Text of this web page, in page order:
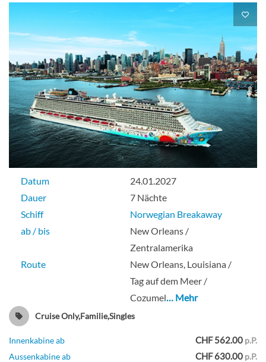
Deck 8
Balkonkabine
Balkonkabine, Mittschiff-[BB]
Deck 8
Balkonkabine
Balcony-[BF]
Balkonkabine
Datum
24.01.2027
Dauer
7 Nächte
Schiff
Norwegian Breakaway
ab / bis
New Orleans /
Zentralamerika
Route
New Orleans, Louisiana /
Tag auf dem Meer /
Cozumel… Mehr
Cruise Only,Familie,Singles
Innenkabine ab CHF 562.00 p.P.
Aussenkabine ab
CHF 630.00 p.P.